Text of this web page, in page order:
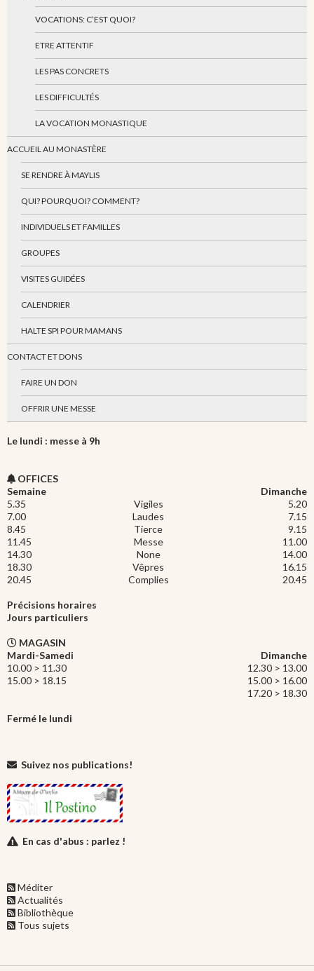
VOCATIONS: C’EST QUOI?
ETRE ATTENTIF
LES PAS CONCRETS
LES DIFFICULTÉS
LA VOCATION MONASTIQUE
ACCUEIL AU MONASTÈRE
SE RENDRE À MAYLIS
QUI? POURQUOI? COMMENT?
INDIVIDUELS ET FAMILLES
GROUPES
VISITES GUIDÉES
CALENDRIER
HALTE SPI POUR MAMANS
CONTACT ET DONS
FAIRE UN DON
OFFRIR UNE MESSE
Le lundi : messe à 9h
OFFICES
Semaine
Dimanche
5.35
Vigiles
5.20
7.00
Laudes
7.15
8.45
Tierce
9.15
11.45
Messe
11.00
14.30
None
14.00
18.30
Vêpres
16.15
20.45
Complies 20.45
Précisions horaires
Jours particuliers
MAGASIN
Mardi-Samedi
Dimanche
10.00 > 11.30
12.30 > 13.00
15.00 > 18.15
15.00 > 16.00
17.20 > 18.30
Fermé le lundi
Suivez nos publications!
En cas d'abus : parlez !
Méditer
Actualités
Bibliothèque
Tous sujets